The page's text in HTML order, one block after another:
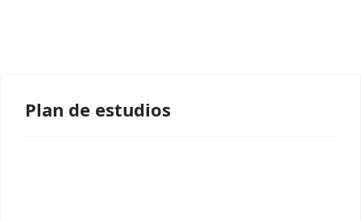
Plan de estudios